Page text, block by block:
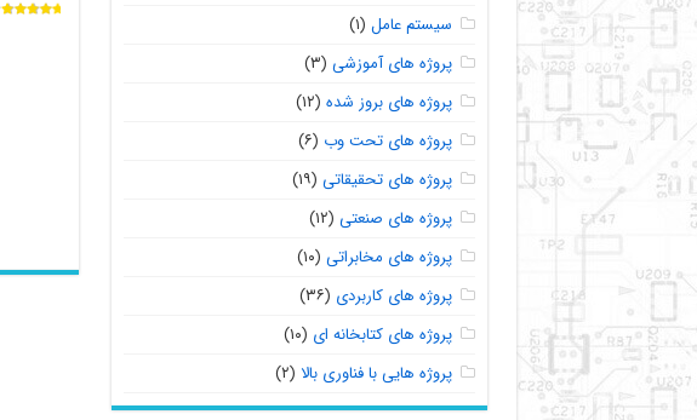
سیستم عامل (۱)
پروژه های آموزشی (۳)
پروژه های بروز شده (۱۲)
پروژه های تحت وب (۶)
پروژه های تحقیقاتی (۱۹)
پروژه های صنعتی (۱۲)
پروژه های مخابراتی (۱۰)
پروژه های کاربردی (۳۶)
پروژه های کتابخانه ای (۱۰)
پروژه هایی با فناوری بالا (۲)